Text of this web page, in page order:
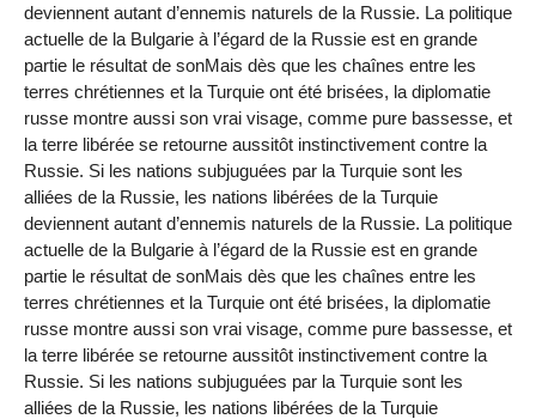
deviennent autant d’ennemis naturels de la Russie. La politique
actuelle de la Bulgarie à l’égard de la Russie est en grande
partie le résultat de sonMais dès que les chaînes entre les
terres chrétiennes et la Turquie ont été brisées, la diplomatie
russe montre aussi son vrai visage, comme pure bassesse, et
la terre libérée se retourne aussitôt instinctivement contre la
Russie. Si les nations subjuguées par la Turquie sont les
alliées de la Russie, les nations libérées de la Turquie
deviennent autant d’ennemis naturels de la Russie. La politique
actuelle de la Bulgarie à l’égard de la Russie est en grande
partie le résultat de sonMais dès que les chaînes entre les
terres chrétiennes et la Turquie ont été brisées, la diplomatie
russe montre aussi son vrai visage, comme pure bassesse, et
la terre libérée se retourne aussitôt instinctivement contre la
Russie. Si les nations subjuguées par la Turquie sont les
alliées de la Russie, les nations libérées de la Turquie